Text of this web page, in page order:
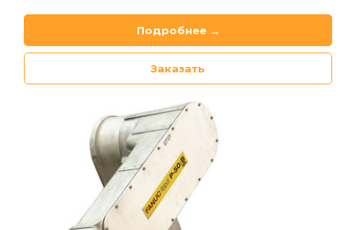
Подробнее →
Заказать